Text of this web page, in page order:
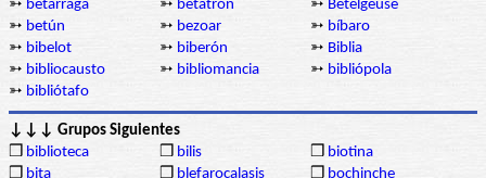
➳ betarraga ➳ betatrón ➳ Betelgeuse
➳ betún ➳ bezoar ➳ bíbaro
➳ bibelot ➳ biberón ➳ Biblia
➳ bibliocausto ➳ bibliomancia ➳ bibliópola
➳ bibliótafo
↓↓↓ Grupos Siguientes
❒ biblioteca ❒ bilis ❒ biotina
❒ bita ❒ blefarocalasis ❒ bochinche